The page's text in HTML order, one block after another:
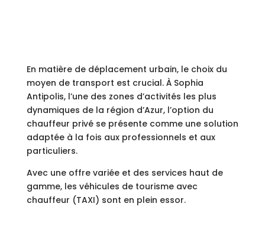
En matière de déplacement urbain, le choix du
moyen de transport est crucial. À Sophia
Antipolis, l’une des zones d’activités les plus
dynamiques de la région d’Azur, l’option du
chauffeur privé se présente comme une solution
adaptée à la fois aux professionnels et aux
particuliers.
Avec une offre variée et des services haut de
gamme, les véhicules de tourisme avec
chauffeur (TAXI) sont en plein essor.